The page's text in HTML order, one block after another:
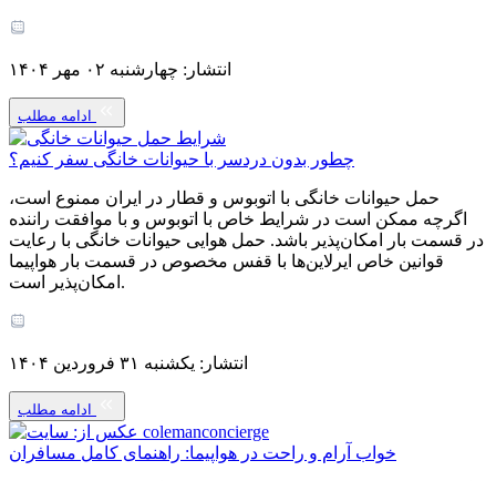
انتشار: چهارشنبه ۰۲ مهر ۱۴۰۴
ادامه مطلب
چطور بدون دردسر با حیوانات خانگی سفر کنیم؟
حمل حیوانات خانگی با اتوبوس و قطار در ایران ممنوع است،
اگرچه ممکن است در شرایط خاص با اتوبوس و با موافقت راننده
در قسمت بار امکان‌پذیر باشد. حمل هوایی حیوانات خانگی با رعایت
قوانین خاص ایرلاین‌ها با قفس مخصوص در قسمت بار هواپیما
امکان‌پذیر است.
انتشار: یکشنبه ۳۱ فروردین ۱۴۰۴
ادامه مطلب
خواب آرام و راحت در هواپیما: راهنمای کامل مسافران